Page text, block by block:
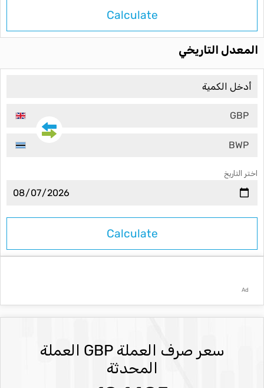
Calculate
المعدل التاريخي
GBP
BWP
اختر التاريخ
Ad
سعر صرف العملة GBP العملة
المحدثة